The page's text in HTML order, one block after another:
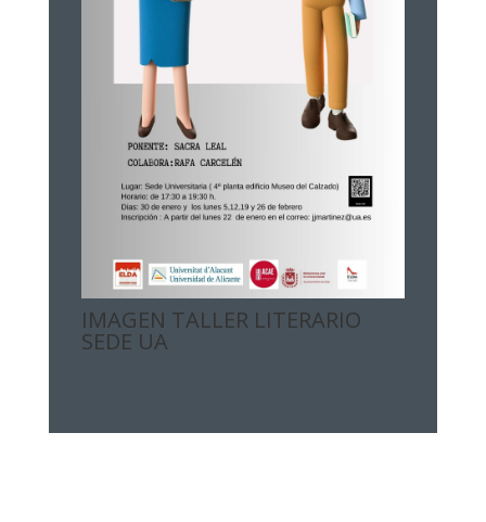
IMAGEN TALLER LITERARIO
SEDE UA